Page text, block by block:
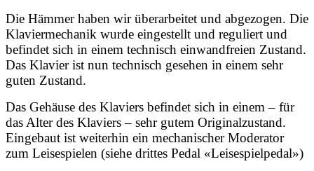
Die Hämmer haben wir überarbeitet und abgezogen. Die
Klaviermechanik wurde eingestellt und reguliert und
befindet sich in einem technisch einwandfreien Zustand.
Das Klavier ist nun technisch gesehen in einem sehr
guten Zustand.
Das Gehäuse des Klaviers befindet sich in einem – für
das Alter des Klaviers – sehr gutem Originalzustand.
Eingebaut ist weiterhin ein mechanischer Moderator
zum Leisespielen (siehe drittes Pedal «Leisespielpedal»)